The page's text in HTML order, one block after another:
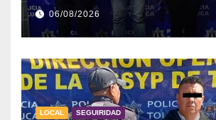
06/08/2026
LOCAL SEGUIRIDAD